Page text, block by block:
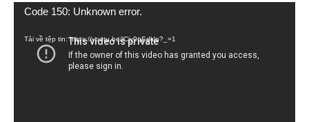
Trình
Code 150: Unknown error.
Tải về tệp tin: https://youtu.be/lCiy9qEdklo?_=1